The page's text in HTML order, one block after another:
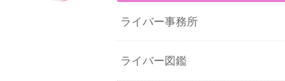
ライバー事務所
ライバー図鑑